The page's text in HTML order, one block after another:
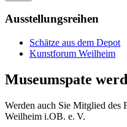
Ausstellungsreihen
Schätze aus dem Depot
Kunstforum Weilheim
Museumspate
Werden auch Sie Mitglied des
Weilheim i.OB. e. V.